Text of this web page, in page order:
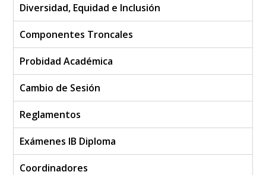
Diversidad, Equidad e Inclusión
Componentes Troncales
Probidad Académica
Cambio de Sesión
Reglamentos
Exámenes IB Diploma
Coordinadores